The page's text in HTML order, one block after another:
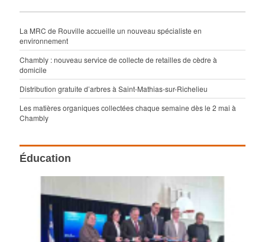
La MRC de Rouville accueille un nouveau spécialiste en
environnement
Chambly : nouveau service de collecte de retailles de cèdre à
domicile
Distribution gratuite d’arbres à Saint-Mathias-sur-Richelieu
Les matières organiques collectées chaque semaine dès le 2 mai à
Chambly
Éducation